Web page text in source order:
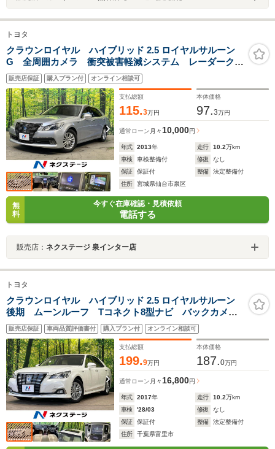
トヨタ
クラウンロイヤル ハイブリッド 2.5 ロイヤルサルーン
G 全周囲カメラ 衝突被害軽減システム レーダークル
ーズ 禁煙車 レザーシート 全席シートヒーター 前
席シートエアコン 全席パワーシート ドラレコ コー
ナーセンサー スマートキー HIDヘッド
販売店保証 購入プラン付 オンライン相談可
支払総額
115.3万円
本体価格
97.3万円
通常ローン 月々10,000円
年式 2013年 走行 10.2万km
車検
車検整備付 修復
なし
保証
保証付 整備
法定整備付
住所
宮城県仙台市泉区
無
料
今すぐ在庫確認・見積依頼
電話する
販売店： ネクステージ 泉インター店
トヨタ
クラウンロイヤル ハイブリッド 2.5 ロイヤルサルーン
後期 ムーンルーフ Tコネクト8型ナビ バックカメ
ラ スーパーライブサウンド セーフティセンス レー
ダークルーズ クリアランスソナー トランクイージー
クローザ パワーシート シートヒータ LEDヘッド
販売店保証 車両品質評価書付 購入プラン付 オンライン相談可
支払総額
199.9万円
本体価格
187.0万円
通常ローン 月々16,800円
年式 2017年 走行 10.2万km
車検
'28/03 修復
なし
保証
保証付 整備
法定整備付
住所
千葉県富里市